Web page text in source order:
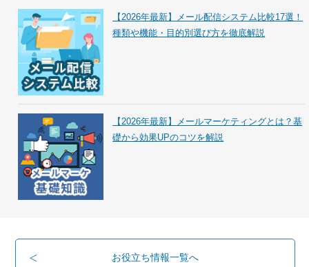
【2026年最新】メール配信システム比較17選！
種類や機能・目的別選び方を徹底解説
【2026年最新】メールマーケティングとは？基
礎から効果UPのコツを解説
お役立ち情報一覧へ